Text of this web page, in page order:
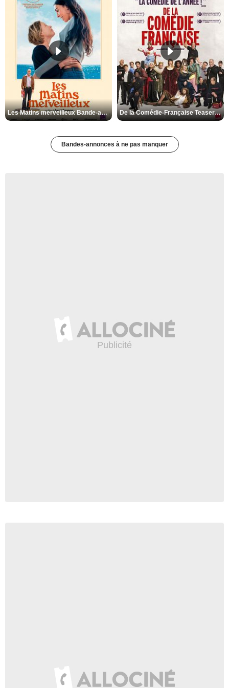
Les Matins merveilleux Bande-annonce VF De la Comédie-Française Teaser VF
Bandes-annonces à ne pas manquer